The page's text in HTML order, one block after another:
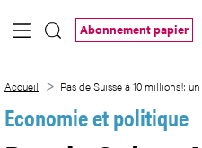
Saut au contenu principal
Abonnement papier
Accueil Pas de Suisse à 10 millions!:
Economie et politique